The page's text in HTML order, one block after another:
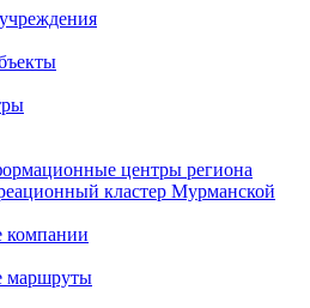
центры региона
кластер Мурманской
компании
маршруты